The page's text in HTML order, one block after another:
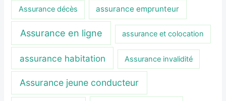
Assurance décès assurance emprunteur
Assurance en ligne assurance et colocation
assurance habitation Assurance invalidité
Assurance jeune conducteur